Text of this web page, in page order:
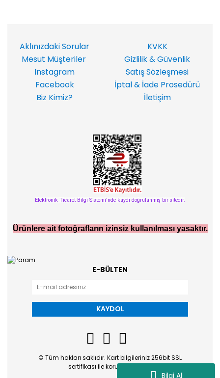
Bilgi Al
Aklınızdaki Sorular
KVKK
Mesut Müşteriler
Gizlilik & Güvenlik
Instagram
Satış Sözleşmesi
Facebook
İptal & İade Prosedürü
Biz Kimiz?
İletişim
Elektronik Ticaret Bilgi Sistemi'nde kaydı doğrulanmış bir sitedir.
Ürünlere ait fotoğrafların izinsiz kullanılması yasaktır.
E-BÜLTEN
KAYDOL
© Tüm hakları saklıdır. Kart bilgileriniz 256bit SSL
sertifikası ile korunmaktadır.